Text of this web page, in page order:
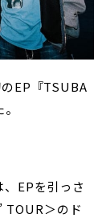
EP『TSUBA
EPを引っさ
TOUR＞のド